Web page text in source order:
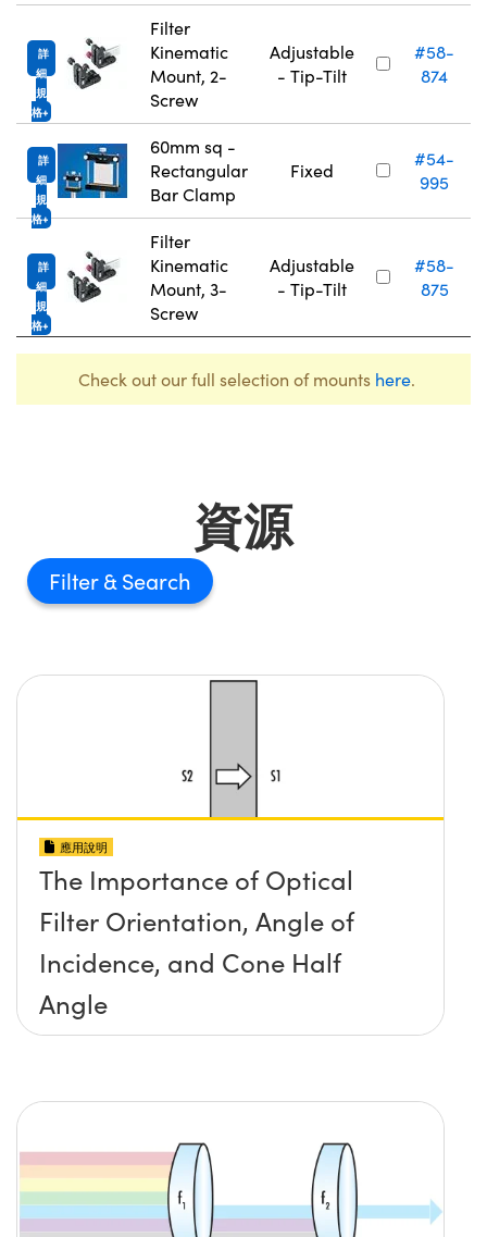
詳
細
規
格
Filter
Kinematic
Mount, 2-
Screw
Adjustable
- Tip-Tilt
#58-
874
詳
細
規
格
60mm sq -
Rectangular
Bar Clamp
Fixed
#54-
995
詳
細
規
格
Filter
Kinematic
Mount, 3-
Screw
Adjustable
- Tip-Tilt
#58-
875
Check out our full selection of mounts here.
資源
Filter
應用說明
The Importance of Optical
Filter Orientation, Angle of
Incidence, and Cone Half
Angle